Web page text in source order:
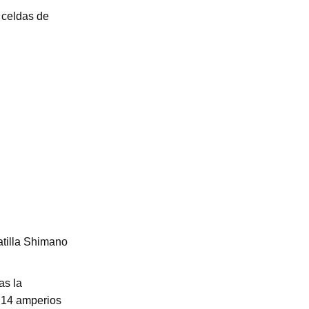
de
Shimano
la
amperios